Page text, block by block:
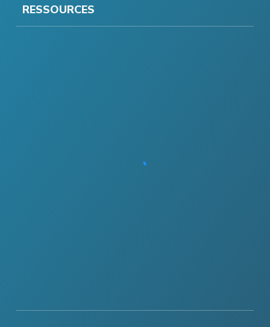
RESSOURCES